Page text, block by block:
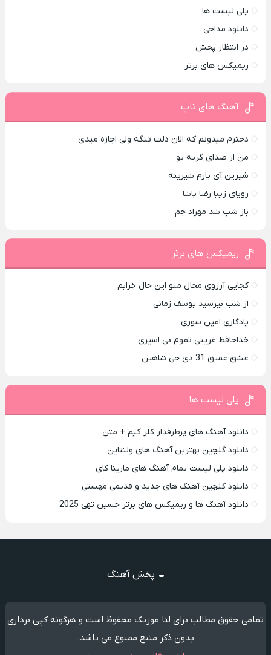
پلی لیست ها
دانلود مداحی
در انتظار پخش
ریمیکس های برتر
آهنگ های تاپ
دخترم میدونم که الان دلت تنگه ولی اجازه میدی
من از صدای گريه تو
شیرین آی یارم شیرینه
رویای زیبا رضا پاشا
باز شب شد مهراد جم
ریمیکس های برتر
کجایی آرزوی محال منو این حال خرابم
از شب بپرسید یوسف زمانی
یادگاری امین سوری
خداحافظ غریبی تموم بی اسیری
عشق عمیق 31 دی جی شاهین
پلی لیست ها
دانلود آهنگ های پرطرفدار کلر کیم + متن
دانلود گلچین بهترین آهنگ های ولنتاین
دانلود پلی لیست تمام آهنگ های مارینا کای
دانلود گلچین آهنگ های جدید و قدیمی مهستی
دانلود آهنگ ها و ریمیکس های برتر حسین تهی 2025
پخش آهنگ
تمامی حقوق مطالب برای لنا موزیک محفوظ است و هرگونه کپی برداری
بدون ذکر منبع ممنوع می باشد.